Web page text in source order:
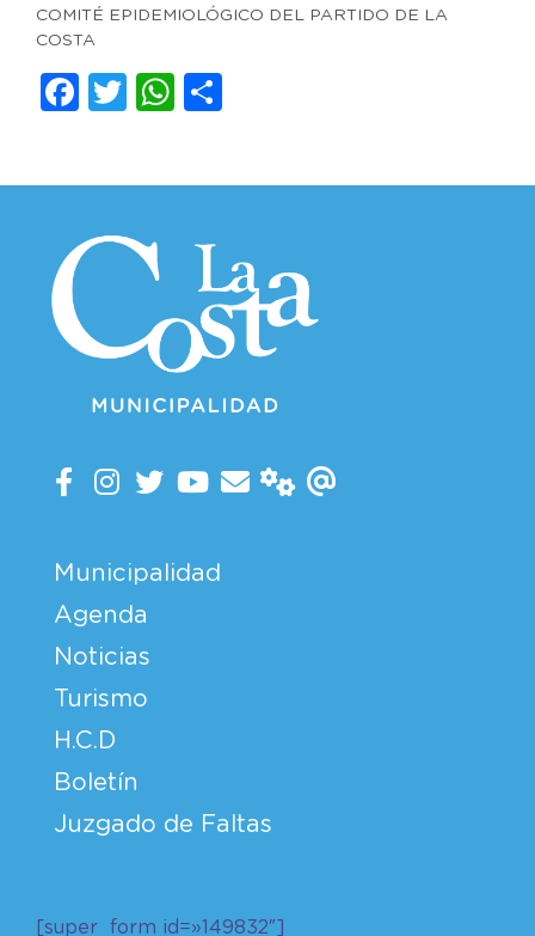
COMITÉ EPIDEMIOLÓGICO DEL PARTIDO DE LA
COSTA
Facebook
TwitterWhatsApp
Municipalidad
Agenda
Noticias
Turismo
H.C.D
Boletín
Juzgado de Faltas
[super_form id=»149832″]